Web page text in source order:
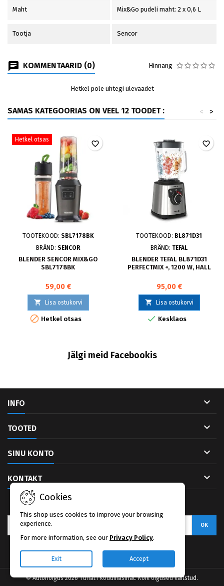
Maht Mix&Go pudeli maht: 2 x 0,6 L
Tootja Sencor
KOMMENTAARID (0) Hinnang
Hetkel pole ühtegi ülevaadet
SAMAS KATEGOORIAS ON VEEL 12 TOODET : >
<
Hetkel otsas
TOOTEKOOD: SBL7178BK
BRÄND: SENCOR
BLENDER SENCOR MIX&GO
SBL7178BK
59,00 €
 Lisa ostukorvi
 Hetkel otsas
favorite_border
TOOTEKOOD: BL871D31
BRÄND: TEFAL
BLENDER TEFAL BL871D31
PERFECTMIX +, 1200 W, HALL
95,00 €
 Lisa ostukorvi
 Kesklaos
favorite_border
Jälgi meid Facebookis
INFO 
TOOTED 
SINU KONTO 
KONTAKT 
Cookies
This shop uses cookies to improve your browsing
experience.
For more information, see our Privacy Policy.
Exit Accept
Facebook
© Autoriõigus 2026 Tuhat1 Kodumasinat. Kõik õigused kaitstud.